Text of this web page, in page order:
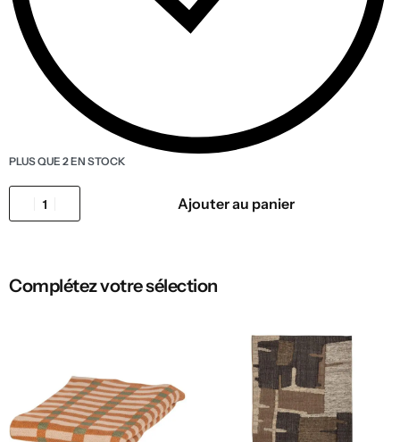
PLUS QUE 2 EN STOCK
Ajouter au panier
Complétez votre sélection